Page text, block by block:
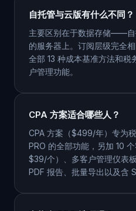
自托管与云版有什么不同？
主要区别在于数据存储——自
的服务器上。订阅层级完全
全部 13 种成本基准方法和税
户管理功能。
CPA 方案适合哪些人？
CPA 方案（$499/年）专为
PRO 的全部功能，另加 10
$39/个）、多客户管理仪表
PDF 报告、批量导出以及含